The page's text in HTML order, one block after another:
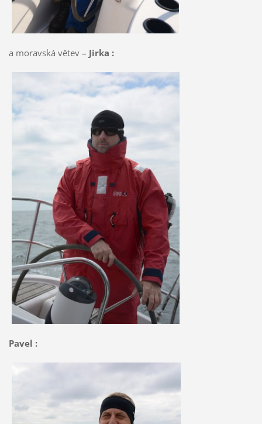
a moravská větev – Jirka :
Pavel :